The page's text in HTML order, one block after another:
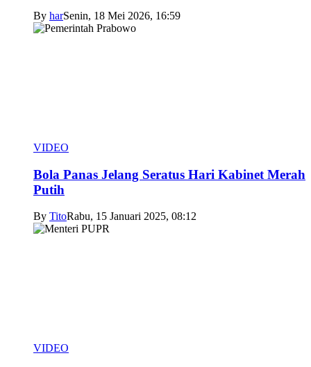
By harSenin, 18 Mei 2026, 16:59
VIDEO
Bola Panas Jelang Seratus Hari Kabinet Merah
Putih
By TitoRabu, 15 Januari 2025, 08:12
VIDEO